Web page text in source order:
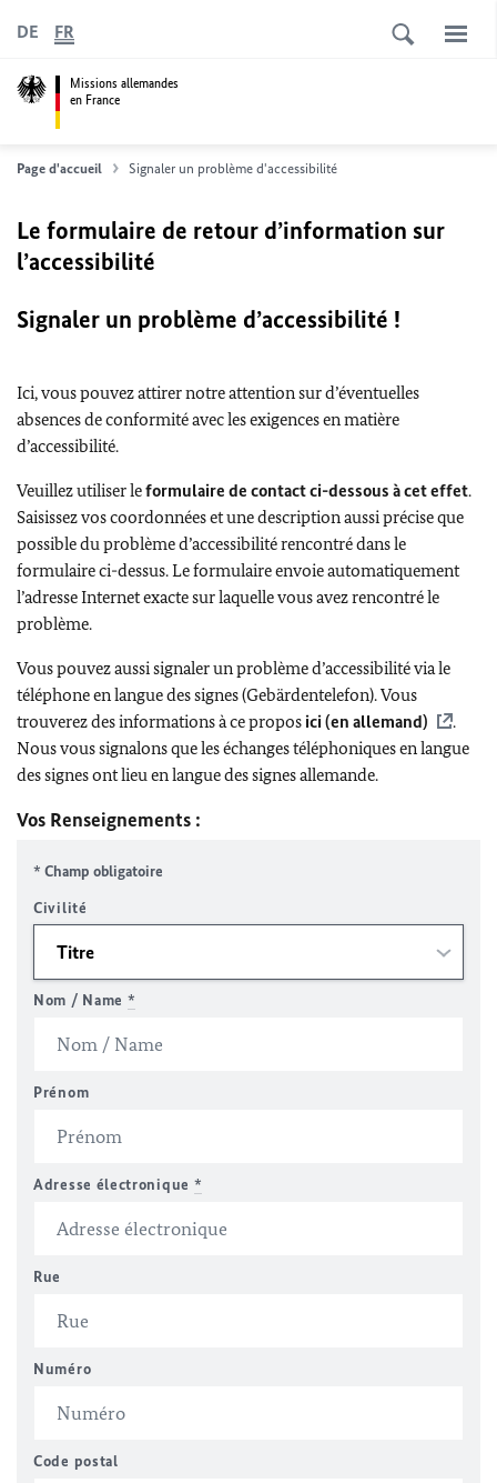
Missions allemandes
en France
DE FR
Page d'accueil Signaler un problème d'accessibilité
Le formulaire de retour d’information sur
l’accessibilité
Signaler un problème d’accessibilité !
Ici, vous pouvez attirer notre attention sur d’éventuelles
absences de conformité avec les exigences en matière
d’accessibilité.
Veuillez utiliser leformulaire de contact ci-dessous à cet effet.
Saisissez vos coordonnées et une description aussi précise que
possible du problème d’accessibilité rencontré dans le
formulaire ci-dessus. Le formulaire envoie automatiquement
l’adresse Internet exacte sur laquelle vous avez rencontré le
problème.
Vous pouvez aussi signaler un problème d’accessibilité via le
téléphone en langue des signes (Gebärdentelefon). Vous
trouverez des informations à ce propos ici (en allemand)
.
Nous vous signalons que les échanges téléphoniques en langue
des signes ont lieu en langue des signes allemande.
Vos Renseignements :
* Champ obligatoire
Civilité
Nom / Name *
Prénom
Adresse électronique *
Rue
Numéro
Code postal